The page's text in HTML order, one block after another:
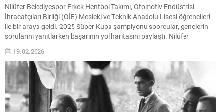
Nilüfer Belediyespor Erkek Hentbol Takımı, Otomotiv Endüstrisi
İhracatçıları Birliği (OİB) Mesleki ve Teknik Anadolu Lisesi öğrencileri
ile bir araya geldi. 2025 Süper Kupa şampiyonu sporcular, gençlerin
sorularını yanıtlarken başarının yol haritasını paylaştı. Nilüfer
Birliği (OİB) Mesleki ve Teknik Anadolu Lisesi’nin “Hoba Yeşil Koltuk”...
19.02.2026